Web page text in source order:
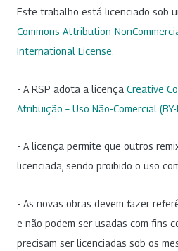
Este trabalho está licenciado sob
Commons Attribution-
International License
- A RSP adota a licença Creative
Atribuição – Uso Não-Comercial (BY-
- A licença permite que outros
licenciada, sendo proibido o uso
- As novas obras devem fazer
e não podem ser usadas com fins
precisam ser licenciadas sob os